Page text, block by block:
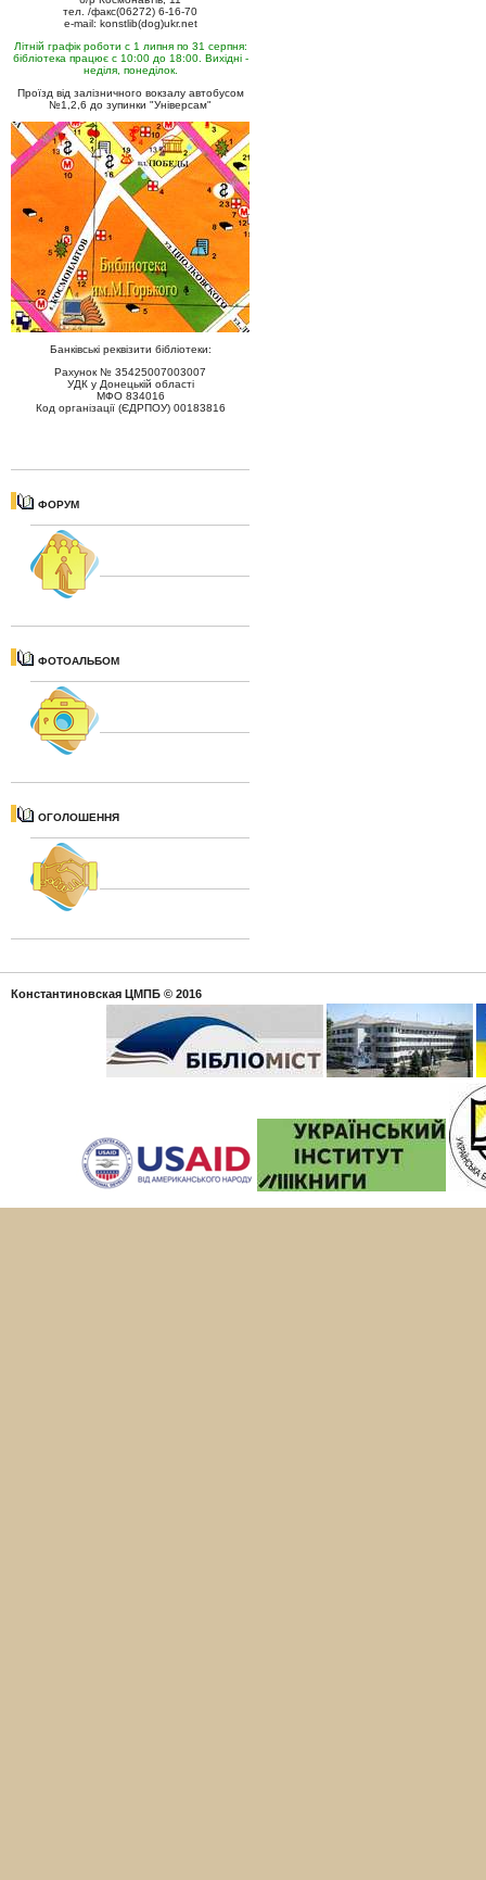
тел. /факс(06272) 6-16-70
e-mail: konstlib(dog)ukr.net
Літній графік роботи с 1 липня по 31 серпня:
бібліотека працює с 10:00 до 18:00. Вихідні -
неділя, понеділок.
Проїзд від залізничного вокзалу автобусом
№1,2,6 до зупинки "Універсам"
Банківські реквізити бібліотеки:
Рахунок № 35425007003007
УДК у Донецькій області
МФО 834016
Код організації (ЄДРПОУ) 00183816
ФОРУМ
ФОТОАЛЬБОМ
ОГОЛОШЕННЯ
Константиновская ЦМПБ © 2016